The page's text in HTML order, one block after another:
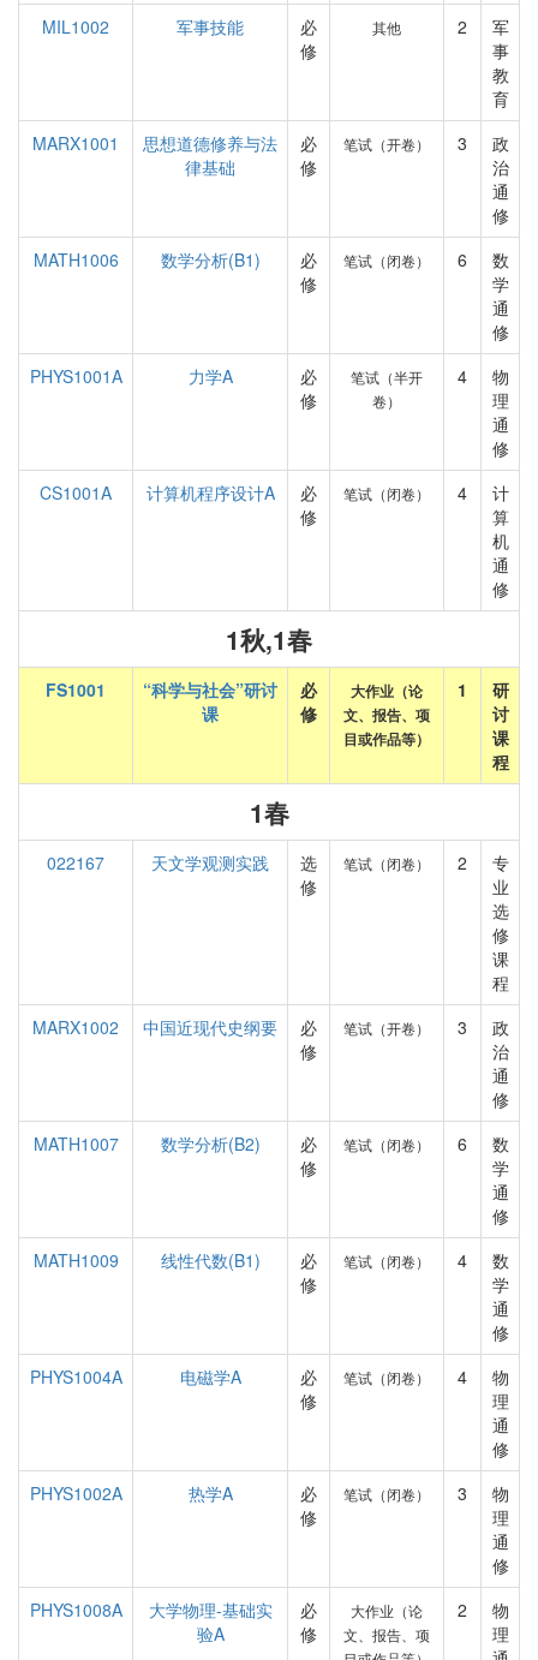
MIL1002
军事技能
必
修
其他 2
军
事
教
育
MARX1001
思想道德修养与法
律基础
必
修
笔试（开卷） 3
政
治
通
修
MATH1006
数学分析(B1)
必
修
笔试（闭卷） 6
数
学
通
修
PHYS1001A
力学A
必
修
笔试（半开
卷）
4
物
理
通
修
CS1001A
计算机程序设计A
必
修
笔试（闭卷） 4
计
算
机
通
修
1秋,1春
FS1001
“科学与社会”研讨
课
必
修
大作业（论
文、报告、项
目或作品等）
1
研
讨
课
程
1春
022167 天文学观测实践
选
修
笔试（闭卷） 2
专
业
选
修
课
程
MARX1002
中国近现代史纲要
必
修
笔试（开卷） 3
政
治
通
修
MATH1007
数学分析(B2)
必
修
笔试（闭卷） 6
数
学
通
修
MATH1009
线性代数(B1)
必
修
笔试（闭卷） 4
数
学
通
修
PHYS1004A
电磁学A
必
修
笔试（闭卷） 4
物
理
通
修
PHYS1002A
热学A
必
修
笔试（闭卷） 3
物
理
通
修
PHYS1008A
大学物理-基础实
验A
必
修
大作业（论
文、报告、项
2
物
理